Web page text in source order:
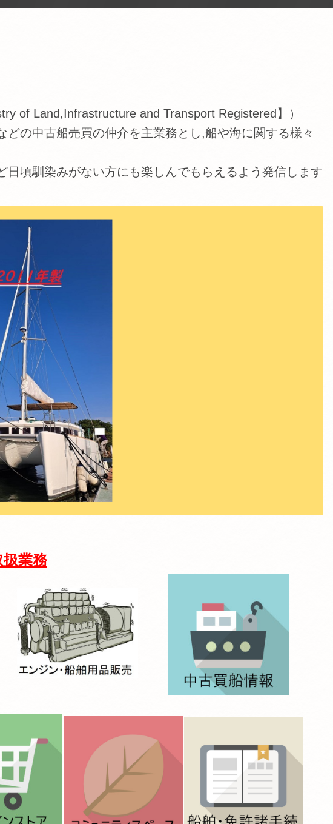
of Land,Infrastructure and Transport Registered】）
の中古船売買の仲介を主業務とし,船や海に関する様々
日頃馴染みがない方にも楽しんでもらえるよう発信します
業務